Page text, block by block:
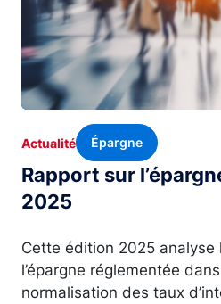
Rapport sur
2025
Actualité Épargne
Cette édition 2025 analyse
l’épargne réglementée
normalisation des taux